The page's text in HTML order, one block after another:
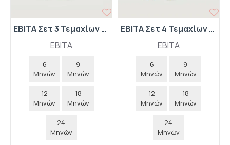
EBITA
EBITA Σετ 3 Τεμαχίων Μπλούζα-Κολάν Πουά-Τσαντάκι "Bear" 267525 Ροζ
6
Μηνών
9
Μηνών
12
Μηνών
18
Μηνών
24
Μηνών
EBITA
EBITA Σετ 4 Τεμαχίων Γούνινη Ζακέτα-Μπλούζα-Παντελόνι Λέοπαρ-Τσαντάκι "Wild Heart" 267511 Μπεζ
6
Μηνών
9
Μηνών
12
Μηνών
18
Μηνών
24
Μηνών